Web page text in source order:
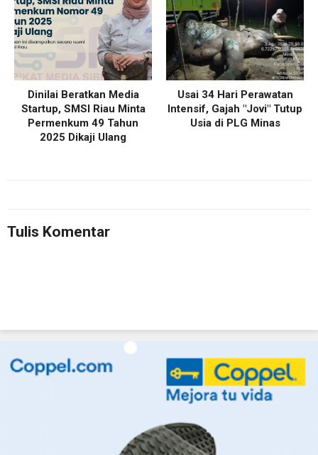
Dinilai Beratkan Media
Startup, SMSI Riau Minta
Permenkum 49 Tahun
2025 Dikaji Ulang
Usai 34 Hari Perawatan
Intensif, Gajah "Jovi" Tutup
Usia di PLG Minas
Tulis Komentar